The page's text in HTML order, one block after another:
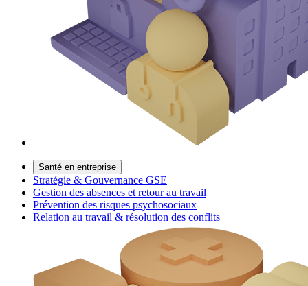
Santé en entreprise
Stratégie & Gouvernance GSE
Gestion des absences et retour au travail
Prévention des risques psychosociaux
Relation au travail & résolution des conflits